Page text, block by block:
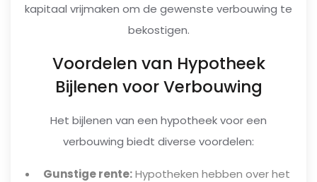
kapitaal vrijmaken om de gewenste verbouwing te
bekostigen.
Voordelen van Hypotheek
Bijlenen voor Verbouwing
Het bijlenen van een hypotheek voor een
verbouwing biedt diverse voordelen:
Gunstige rente:Hypotheken hebben over het